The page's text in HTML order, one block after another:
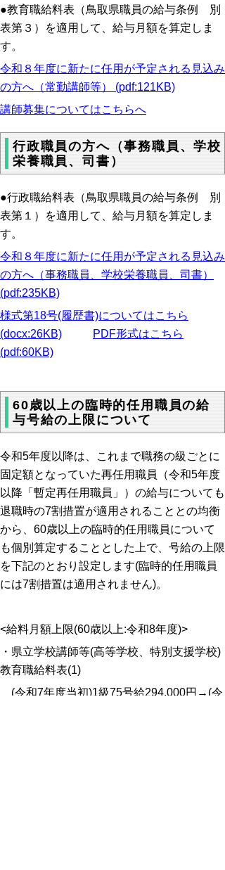
●教育職給料表（鳥取県職員の給与条例 別
表第３）を適用して、給与月額を算定しま
す。
令和８年度に新たに任用が予定される見込み
の方へ（常勤講師等） (pdf:121KB)
講師募集についてはこちらへ
行政職員の方へ（事務職員、学校
栄養職員、司書）
●行政職給料表（鳥取県職員の給与条例 別
表第１）を適用して、給与月額を算定しま
す。
令和８年度に新たに任用が予定される見込み
の方へ（事務職員、学校栄養職員、司書）
(pdf:235KB)
様式第18号(履歴書)についてはこちら
(docx:26KB)
PDF形式はこちら
(pdf:60KB)
60歳以上の臨時的任用職員の給
与号給の上限について
令和5年度以降は、これまで職務の級ごとに
固定額となっていた再任用職員（令和5年度
以降「暫定再任用職員」）の給与についても
退職時の7割措置が適用されることとの均衡
から、60歳以上の臨時的任用職員について
も個別算定することとした上で、号給の上限
を下記のとおり設定します(臨時的任用職員
には7割措置は適用されません)。
<給料月額上限(60歳以上:令和8年度)>
・県立学校講師等(高等学校、特別支援学校)
教育職給料表(1)
(令和7年度当初)1級75号給294,000円 →(令